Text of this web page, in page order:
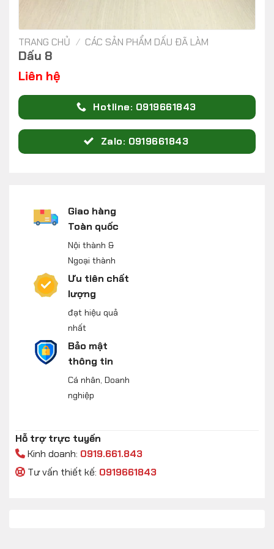
TRANG CHỦ / CÁC SẢN PHẨM DẤU ĐÃ LÀM
Dấu 8
Liên hệ
Hotline: 0919661843
Zalo: 0919661843
Giao hàng
Toàn quốc
Nội thành &
Ngoại thành
Ưu tiên chất
lượng
đạt hiệu quả
nhất
Bảo mật
thông tin
Cá nhân, Doanh
nghiệp
Hỗ trợ trực tuyến
Kinh doanh: 0919.661.843
Tư vấn thiết kế: 0919661843